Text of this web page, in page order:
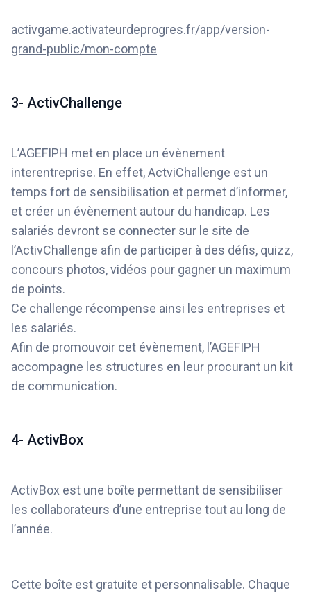
activgame.activateurdeprogres.fr/app/version-
grand-public/mon-compte
3- ActivChallenge
L’AGEFIPH met en place un évènement
interentreprise. En effet, ActviChallenge est un
temps fort de sensibilisation et permet d’informer,
et créer un évènement autour du handicap. Les
salariés devront se connecter sur le site de
l’ActivChallenge afin de participer à des défis, quizz,
concours photos, vidéos pour gagner un maximum
de points.
Ce challenge récompense ainsi les entreprises et
les salariés.
Afin de promouvoir cet évènement, l’AGEFIPH
accompagne les structures en leur procurant un kit
de communication.
4- ActivBox
ActivBox est une boîte permettant de sensibiliser
les collaborateurs d’une entreprise tout au long de
l’année.
Cette boîte est gratuite et personnalisable. Chaque